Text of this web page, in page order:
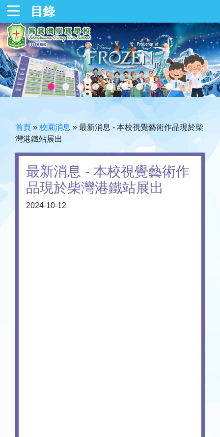
目錄
首頁 » 校園消息 » 最新消息 - 本校視覺藝術作品現於柴
灣港鐵站展出
最新消息 - 本校視覺藝術作
品現於柴灣港鐵站展出
2024-10-12